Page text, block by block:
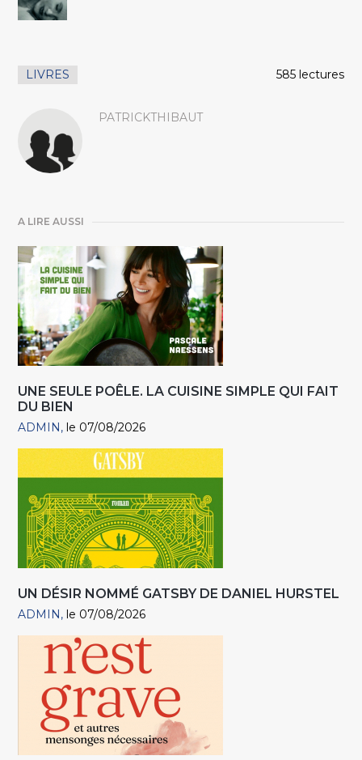
LIVRES 585 lectures
PATRICKTHIBAUT
A LIRE AUSSI
UNE SEULE POÊLE. LA CUISINE SIMPLE QUI FAIT
DU BIEN
ADMIN le 07/08/2026
UN DÉSIR NOMMÉ GATSBY DE DANIEL HURSTEL
ADMIN le 07/08/2026